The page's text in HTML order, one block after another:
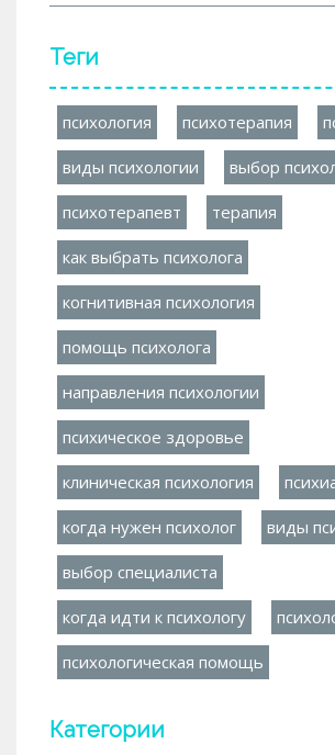
Теги
психология психотерапия
виды психологии выбор
психотерапевт терапия
как выбрать психолога
когнитивная психология
помощь психолога
направления психологии
психическое здоровье
клиническая психология
когда нужен психолог виды
выбор специалиста
когда идти к психологу
психологическая помощь
Категории